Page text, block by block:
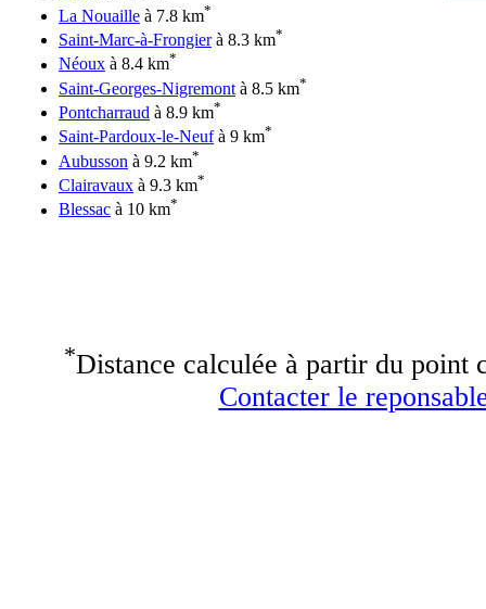
La Nouaille à 7.8 km*
Saint-Marc-à-Frongierà 8.3 km*
Néoux à 8.4 km*
Saint-Georges-Nigremont à 8.5 km*
Pontcharraud à 8.9 km*
Saint-Pardoux-le-Neufà 9 km*
Aubusson à 9.2 km*
Clairavaux à 9.3 km*
Blessac à 10 km*
*Distance calculée à partir du point
Contacter le